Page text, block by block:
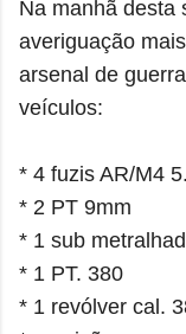
Na manhã desta
averiguação
arsenal de
veículos:
* 4 fuzis AR/M4
* 2 PT 9mm
* 1 sub
* 1 PT. 380
* 1 revólver cal.